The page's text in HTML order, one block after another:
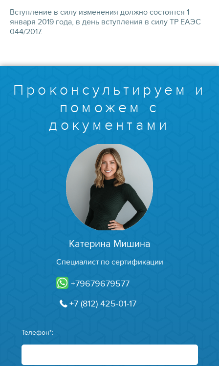
Вступление в силу изменения должно состоятся 1
января 2019 года, в день вступления в силу ТР ЕАЭС
044/2017.
Проконсультируем и
поможем с
документами
Катерина Мишина
Специалист по сертификации
+79679679577
+7 (812) 425-01-17
Телефон*: